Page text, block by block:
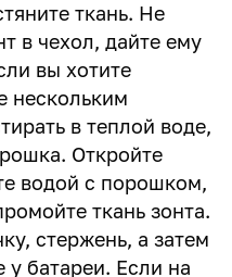
ткань. Не
в чехол, дайте ему
вы хотите
нескольким
в теплой воде,
Откройте
водой с порошком,
ткань зонта.
стержень, а затем
у батареи. Если на